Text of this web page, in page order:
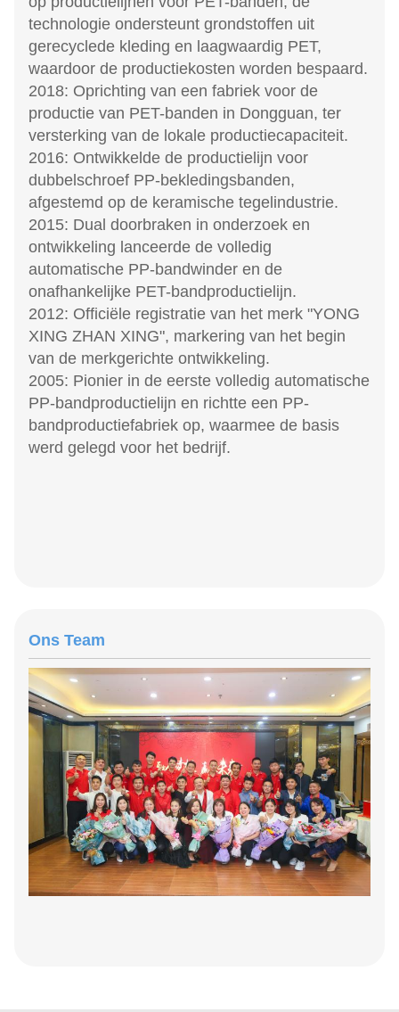
technologie ondersteunt grondstoffen uit
gerecyclede kleding en laagwaardig PET,
waardoor de productiekosten worden bespaard.
2018: Oprichting van een fabriek voor de
productie van PET-banden in Dongguan, ter
versterking van de lokale productiecapaciteit.
2016: Ontwikkelde de productielijn voor
dubbelschroef PP-bekledingsbanden,
afgestemd op de keramische tegelindustrie.
2015: Dual doorbraken in onderzoek en
ontwikkeling lanceerde de volledig
automatische PP-bandwinder en de
onafhankelijke PET-bandproductielijn.
2012: Officiële registratie van het merk "YONG
XING ZHAN XING", markering van het begin
van de merkgerichte ontwikkeling.
2005: Pionier in de eerste volledig automatische
PP-bandproductielijn en richtte een PP-
bandproductiefabriek op, waarmee de basis
werd gelegd voor het bedrijf.
Ons Team